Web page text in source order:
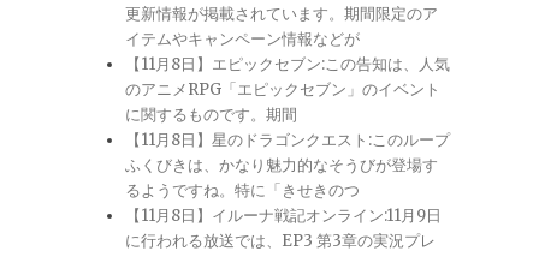
更新情報が掲載されています。期間限定のア
イテムやキャンペーン情報などが
【11月8日】エピックセブン:この告知は、人気
のアニメRPG「エピックセブン」のイベント
に関するものです。期間
【11月8日】星のドラゴンクエスト:このループ
ふくびきは、かなり魅力的なそうびが登場す
るようですね。特に「きせきのつ
【11月8日】イルーナ戦記オンライン:11月9日
に行われる放送では、EP3 第3章の実況プレ